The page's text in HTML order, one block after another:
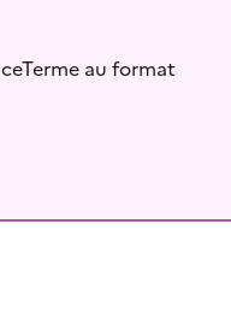
au format